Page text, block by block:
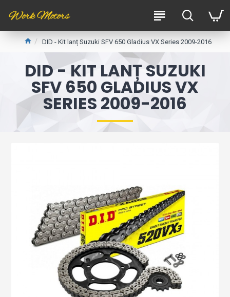
DID - Kit lanț Suzuki SFV 650 Gladius VX Series 2009-2016
DID - KIT LANȚ SUZUKI
SFV 650 GLADIUS VX
SERIES 2009-2016